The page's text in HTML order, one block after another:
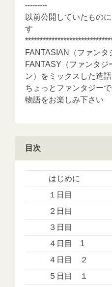
---------
以前公開していたもの
す
FANTASIAN（ファンタ
FANTASY（ファンタ
ン）をミックスした造
ちょっとファンタジー
物語をお楽しみ下さい
目次
はじめに
１日目
２日目
３日目
４日目 1
４日目 ２
５日目 １